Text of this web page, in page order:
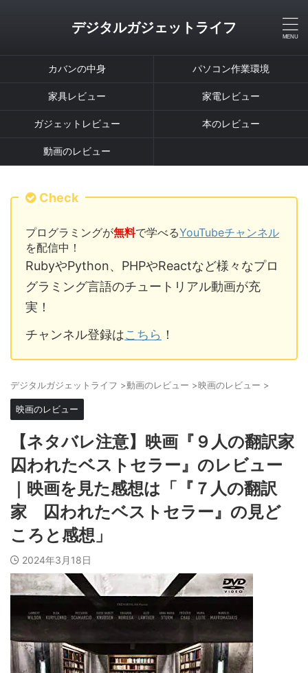
デジタルガジェットライフ
カバンの中身 パソコン作業環境
家具レビュー 家電レビュー
ガジェットレビュー 本のレビュー
動画のレビュー
Check
プログラミングが無料で学べるYouTubeチャンネル
を配信中！
RubyやPython、PHPやReactなど様々なプロ
グラミング言語のチュートリアル動画が充
実！
チャンネル登録はこちら ！
デジタルガジェットライフ >動画のレビュー >映画のレビュー >
映画のレビュー
【ネタバレ注意】映画『９人の翻訳家
囚われたベストセラー』のレビュー
｜映画を見た感想は「『７人の翻訳
家 囚われたベストセラー』の見ど
ころと感想」
2024年3月18日